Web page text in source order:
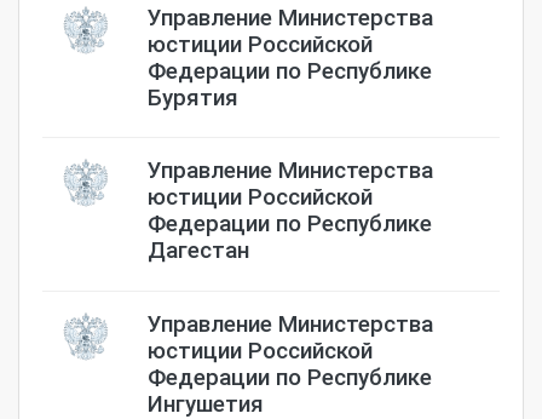
Управление Министерства
юстиции Российской
Федерации по Республике
Бурятия
Управление Министерства
юстиции Российской
Федерации по Республике
Дагестан
Управление Министерства
юстиции Российской
Федерации по Республике
Ингушетия